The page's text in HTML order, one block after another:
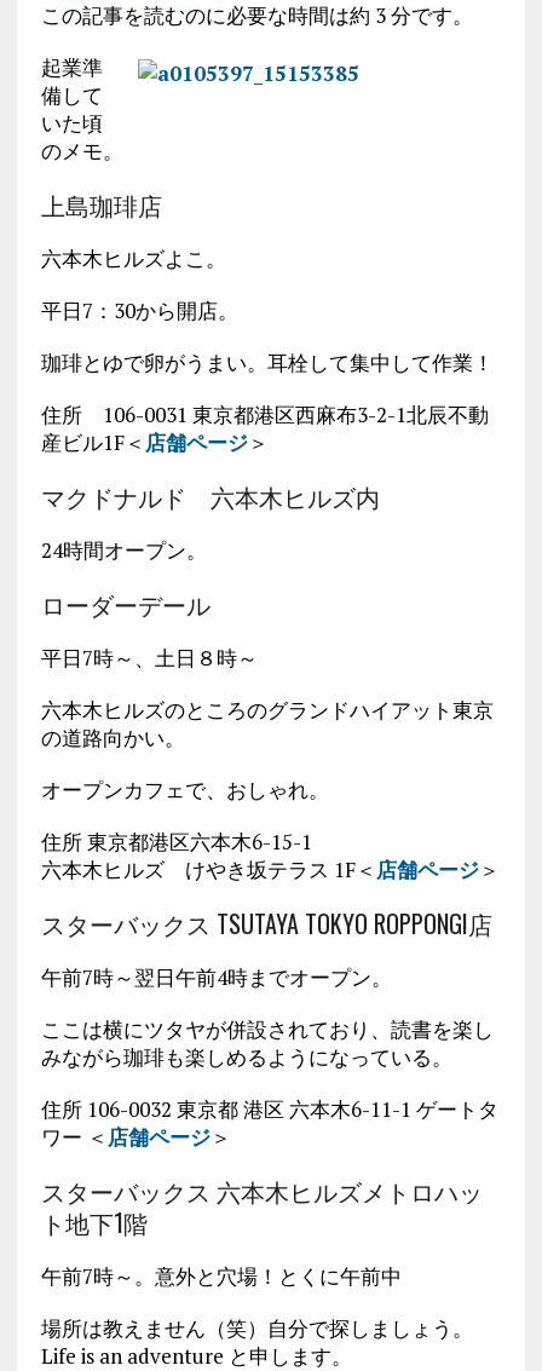
この記事を読むのに必要な時間は約 3 分です。
起業準
備して
いた頃
のメモ。
上島珈琲店
六本木ヒルズよこ。
平日7：30から開店。
珈琲とゆで卵がうまい。耳栓して集中して作業！
住所 106-0031 東京都港区西麻布3-2-1北辰不動
産ビル1F＜ 店舗ページ＞
マクドナルド 六本木ヒルズ内
24時間オープン。
ローダーデール
平日7時～、土日８時～
六本木ヒルズのところのグランドハイアット東京
の道路向かい。
オープンカフェで、おしゃれ。
住所 東京都港区六本木6-15-1
六本木ヒルズ けやき坂テラス 1F＜ 店舗ページ＞
スターバックス TSUTAYA TOKYO ROPPONGI店
午前7時～翌日午前4時までオープン。
ここは横にツタヤが併設されており、読書を楽し
みながら珈琲も楽しめるようになっている。
住所 106-0032 東京都 港区 六本木6-11-1 ゲートタ
ワー ＜ 店舗ページ＞
スターバックス 六本木ヒルズメトロハッ
ト地下1階
午前7時～。意外と穴場！とくに午前中
場所は教えません（笑）自分で探しましょう。
Life is an adventure と申します。